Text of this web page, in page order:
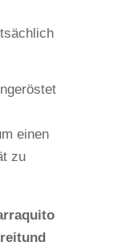
einen
zu
und